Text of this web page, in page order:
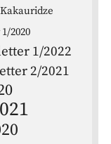
2020
1/2022
2/2021